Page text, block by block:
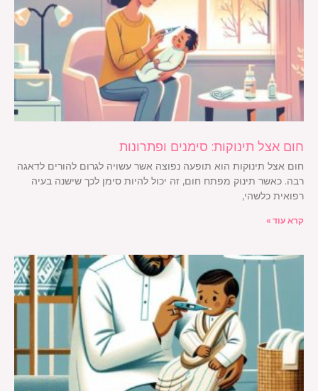
חום אצל תינוקות: סימנים ופתרונות
חום אצל תינוקות הוא תופעה נפוצה אשר עשויה לגרום להורים לדאגה
רבה. כאשר תינוק מפתח חום, זה יכול להיות סימן לכך שישנה בעיה
רפואית כלשהי,
קרא עוד »